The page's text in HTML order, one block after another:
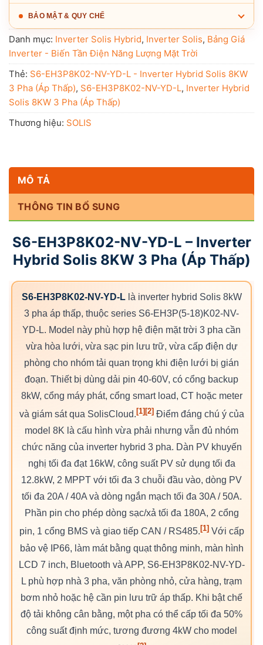
BẢO MẬT & QUY CHẾ
Danh mục: Inverter Solis Hybrid, Inverter Solis, Bảng Giá
Inverter - Biến Tần Điện Năng Lượng Mặt Trời
Thẻ: S6-EH3P8K02-NV-YD-L - Inverter Hybrid Solis 8KW
3 Pha (Áp Thấp), S6-EH3P8K02-NV-YD-L, Inverter Hybrid
Solis 8KW 3 Pha (Áp Thấp)
Thương hiệu: SOLIS
MÔ TẢ
THÔNG TIN BỔ SUNG
S6-EH3P8K02-NV-YD-L – Inverter
Hybrid Solis 8KW 3 Pha (Áp Thấp)
S6-EH3P8K02-NV-YD-Llà inverter hybrid Solis 8kW
3 pha áp thấp, thuộc series S6-EH3P(5-18)K02-NV-
YD-L. Model này phù hợp hệ điện mặt trời 3 pha cần
vừa hòa lưới, vừa sạc pin lưu trữ, vừa cấp điện dự
phòng cho nhóm tải quan trọng khi điện lưới bị gián
đoạn. Thiết bị dùng dải pin 40-60V, có cổng backup
8kW, cổng máy phát, cổng smart load, CT hoặc meter
và giám sát qua SolisCloud. [1] [2]Điểm đáng chú ý của
model 8K là cấu hình vừa phải nhưng vẫn đủ nhóm
chức năng của inverter hybrid 3 pha. Dàn PV khuyến
nghị tối đa đạt 16kW, công suất PV sử dụng tối đa
12.8kW, 2 MPPT với tối đa 3 chuỗi đầu vào, dòng PV
tối đa 20A / 40A và dòng ngắn mạch tối đa 30A / 50A.
Phần pin cho phép dòng sạc/xả tối đa 180A, 2 cổng
pin, 1 cổng BMS và giao tiếp CAN / RS485. [1]Với cấp
bảo vệ IP66, làm mát bằng quạt thông minh, màn hình
LCD 7 inch, Bluetooth và APP, S6-EH3P8K02-NV-YD-
L phù hợp nhà 3 pha, văn phòng nhỏ, cửa hàng, trạm
bơm nhỏ hoặc hệ cần pin lưu trữ áp thấp. Khi bật chế
độ tải không cân bằng, một pha có thể cấp tối đa 50%
công suất định mức, tương đương 4kW cho model